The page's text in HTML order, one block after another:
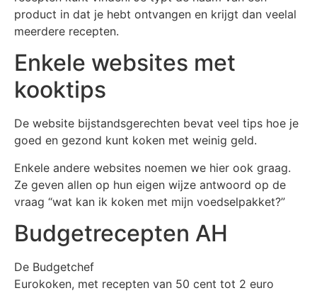
product in dat je hebt ontvangen en krijgt dan veelal
meerdere recepten.
Enkele websites met
kooktips
De website bijstandsgerechten bevat veel tips hoe je
goed en gezond kunt koken met weinig geld.
Enkele andere websites noemen we hier ook graag.
Ze geven allen op hun eigen wijze antwoord op de
vraag “wat kan ik koken met mijn voedselpakket?”
Budgetrecepten AH
De Budgetchef
Eurokoken, met recepten van 50 cent tot 2 euro